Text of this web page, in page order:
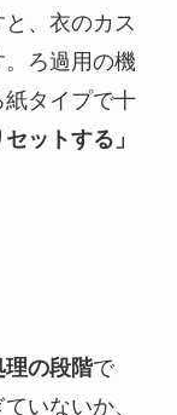
、衣のカス
ろ過用の機
タイプで十
ットする」
理の段階で
いないか、